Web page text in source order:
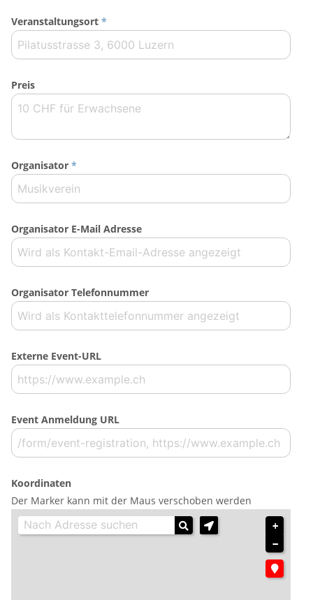
Veranstaltungsort *
Preis
Organisator *
Organisator E-Mail Adresse
Organisator Telefonnummer
Externe Event-URL
Event Anmeldung URL
Koordinaten
Der Marker kann mit der Maus verschoben werden
+
−